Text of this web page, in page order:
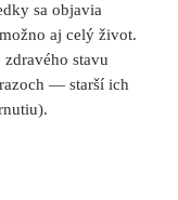
sa objavia
aj celý život.
stavu
— starší ich